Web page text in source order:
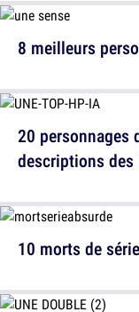
8 meilleurs
10 morts de
20 personnages
descriptions des